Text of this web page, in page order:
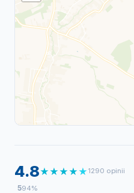
4.8★★★★★ 1290 opinii
594%